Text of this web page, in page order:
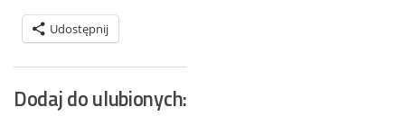
Udostępnij
Dodaj do ulubionych: